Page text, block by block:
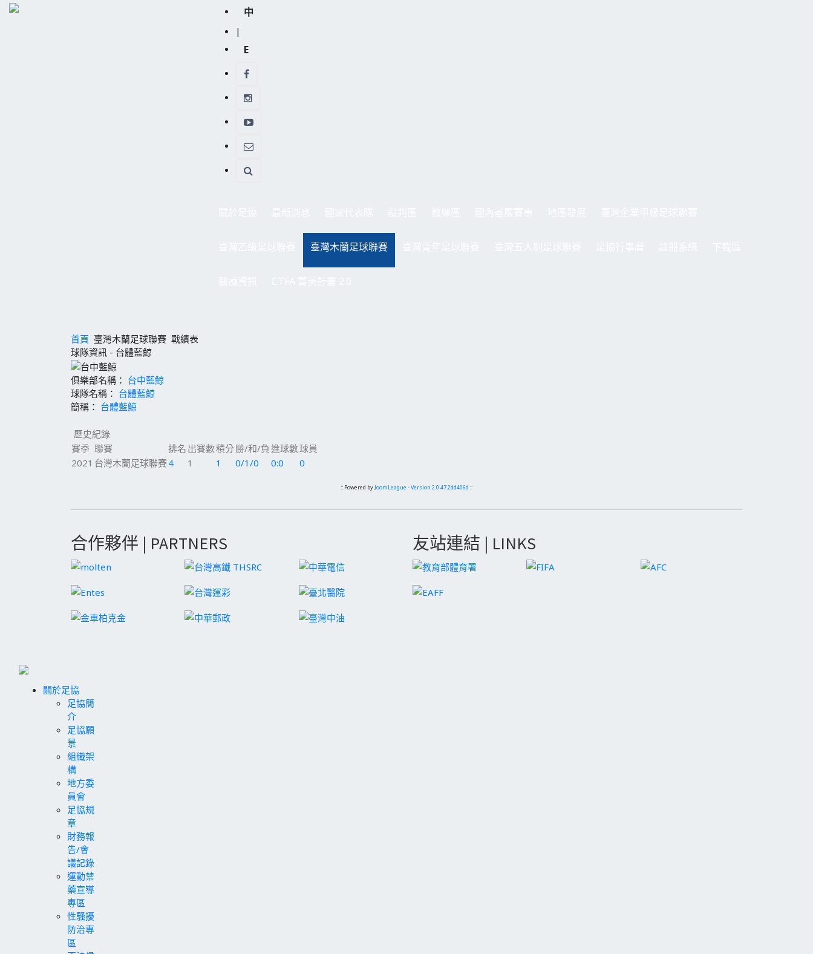
中
|
E
臺灣木蘭足球聯賽
首頁 臺灣木蘭足球聯賽 戰績表
球隊資訊 - 台體藍鯨
俱樂部名稱： 台中藍鯨
球隊名稱： 台體藍鯨
簡稱： 台體藍鯨
歷史紀錄
賽季 聯賽 排名 出賽數積分勝/和/負 進球數球員
2021 台灣木蘭足球聯賽 4 1 1 0/1/0 0:0 0
:: Powered by JoomLeague -Version 2.0.47.2dd406d ::
合作夥伴 | PARTNERS 友站連結 | LINKS
關於足協
足協簡
介
足協願
景
組織架
構
地方委
員會
足協規
章
財務報
告/會
議記錄
運動禁
藥宣導
專區
性騷擾
防治專
區